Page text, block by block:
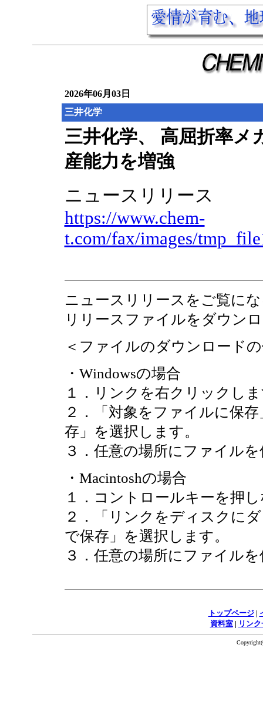
2026年06月03日
三井化学
三井化学、 高屈折率
産能力を増強
ニュースリリース
https://www.chem-
t.com/fax/images/
ニュースリリースをご覧に
リリースファイルをダウン
＜ファイルのダウンロード
・Windowsの場合
１．リンクを右クリックし
２．「対象をファイルに保
存」を選択します。
３．任意の場所にファイル
・Macintoshの場合
１．コントロールキーを押
２．「リンクをディスクに
で保存」を選択します。
３．任意の場所にファイル
トップページ|
資料室| リン